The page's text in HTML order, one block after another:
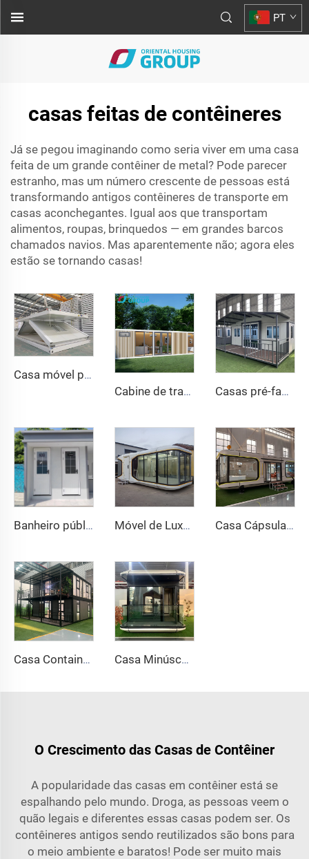
PT
casas feitas de contêineres
Já se pegou imaginando como seria viver em uma casa
feita de um grande contêiner de metal? Pode parecer
estranho, mas um número crescente de pessoas está
transformando antigos contêineres de transporte em
casas aconchegantes. Igual aos que transportam
alimentos, roupas, brinquedos — em grandes barcos
chamados navios. Mas aparentemente não; agora eles
estão se tornando casas!
Casa móvel pré-fabricada de alta qualidade, dobrável, destacável, tipo Z, casa de contêiner dobrável para acampamento de mineração e escritório
Cabine de trabalho pré-fabricada e à prova de som, moderna, luxuosa, com estrutura de alumínio, estilo chinês, para hotéis, casas, inspirada na Apple Cabin
Casas pré-fabricadas em contêineres de qualidade chinesa de expansão rápida regular 20/40 pés Casa em contêiner expansível Morden com banheiro
Banheiro público móvel portátil personalizado PE para camping, preço de casas de contêiner, banheiro móvel Móvel de Luxo com Design Novo de Capsula Espacial em Container Dobrável, em Aço e Painel Sanduíche para Casa ou Escritório Casa Cápsula Espacial em Contêiner Dobrável de Aço Colorido Integrado, Habitação Móvel Simples em Caixa Embalada para Hotéis e Lojas
Casa Container Portátil e Expansível de Dois Andares com Design Luxuoso e Moderno, com Escada Interna em Espiral Casa Minúscula Contemporânea de Alta Qualidade em Container, Casa Resort em Cápsula Espacial, Casas Pré-fabricadas, Quarto em Cápsula Habitacional
O Crescimento das Casas de Contêiner
A popularidade das casas em contêiner está se
espalhando pelo mundo. Droga, as pessoas veem o
quão legais e diferentes essas casas podem ser. Os
contêineres antigos sendo reutilizados são bons para
o meio ambiente e baratos! Pode ser muito mais